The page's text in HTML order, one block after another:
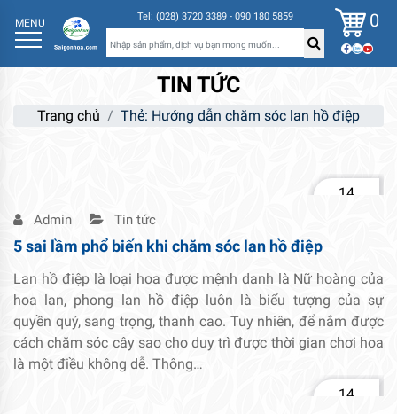
MENU Tel: (028) 3720 3389 - 090 180 5859 0
TIN TỨC
Trang chủ Thẻ: Hướng dẫn chăm sóc lan hồ điệp
14
Admin Tin tức
5 sai lầm phổ biến khi chăm sóc lan hồ điệp
Lan hồ điệp là loại hoa được mệnh danh là Nữ hoàng của
hoa lan, phong lan hồ điệp luôn là biểu tượng của sự
quyền quý, sang trọng, thanh cao. Tuy nhiên, để nắm được
cách chăm sóc cây sao cho duy trì được thời gian chơi hoa
là một điều không dễ. Thông…
14